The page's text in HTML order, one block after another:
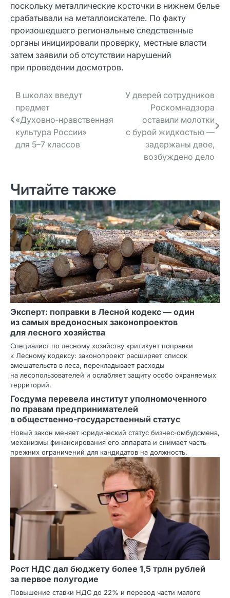
поскольку металлические косточки в нижнем белье
срабатывали на металлоискателе. По факту
произошедшего региональные следственные
органы инициировали проверку, местные власти
затем заявили об отсутствии нарушений
при проведении досмотров.
Навигация
по записям
В школах введут
предмет
«Духовно‑нравственная
культура России»
для 5–7 классов
У дверей сотрудников
Роскомнадзора
оставили молотки
с бурой жидкостью —
задержаны двое,
возбуждено дело
Читайте также
Эксперт: поправки в Лесной кодекс — один
из самых вредоносных законопроектов
для лесного хозяйства
Специалист по лесному хозяйству критикует поправки
к Лесному кодексу: законопроект расширяет список
вмешательств в леса, перекладывает расходы
на лесопользователей и ослабляет защиту особо охраняемых
территорий.
Госдума перевела институт уполномоченного
по правам предпринимателей
в общественно‑государственный статус
Новый закон меняет юридический статус бизнес‑омбудсмена,
механизмы финансирования его аппарата и снимает часть
прежних ограничений для кандидатов на должность.
Рост НДС дал бюджету более 1,5 трлн рублей
за первое полугодие
Повышение ставки НДС до 22% и перевод части малого